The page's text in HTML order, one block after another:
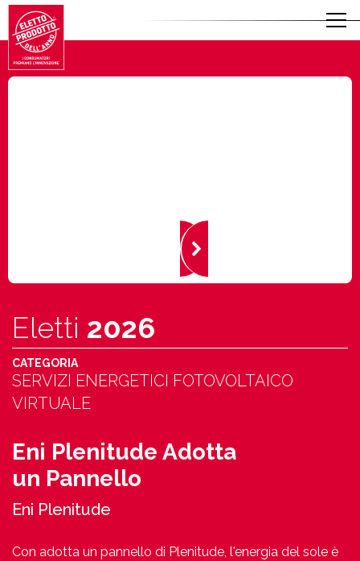
Eletti 2026
CATEGORIA
SERVIZI ENERGETICI FOTOVOLTAICO
VIRTUALE
Eni Plenitude Adotta
un Pannello
Eni Plenitude
Con adotta un pannello di Plenitude, l'energia del sole è